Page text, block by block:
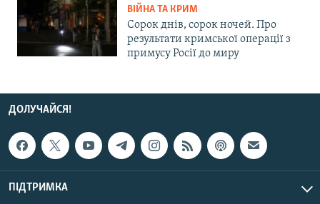
ВІЙНА ТА КРИМ
Сорок днів, сорок ночей. Про
результати кримської операції з
примусу Росії до миру
ДОЛУЧАЙСЯ!
ПІДТРИМКА